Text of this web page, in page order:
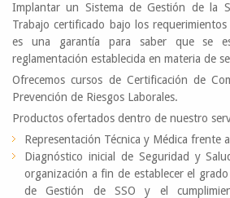
Implantar un Sistema de Gestión de la
Trabajo certificado bajo los
es una garantía para saber que se
reglamentación establecida en materia de
Ofrecemos cursos de Certificación de
Prevención de Riesgos Laborales.
Productos ofertados dentro de nuestro
Representación Técnica y Médica frente
Diagnóstico inicial de Seguridad y
organización a fin de establecer el
de Gestión de SSO y el